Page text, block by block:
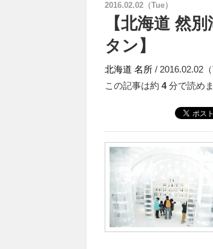
2016.02.02（Tue）
【北海道 然
タン】
北海道 名所 / 2016.02.02
この記事は約 4分で読めま